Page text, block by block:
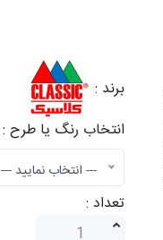
برند :
انتخاب رنگ یا طرح :
--- انتخاب نمایید ---
تعداد :